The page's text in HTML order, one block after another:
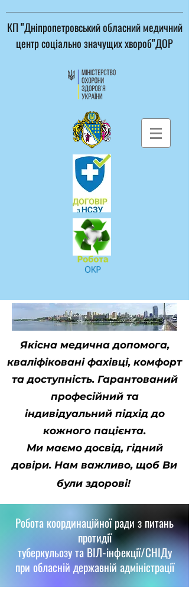
КП "Дніпропетровський обласний медичний
центр соціально значущих хвороб"ДОР
Якісна медична допомога,
кваліфіковані фахівці, комфорт
та доступність. Гарантований
професійний та
індивідуальний підхід до
кожного пацієнта.
Ми маємо досвід, гідний
довіри. Нам важливо, щоб Ви
були здорові!
Робота координаційної ради з питань
протидії
туберкульозу та ВІЛ-інфекції/СНІДу
при обласній державній адміністрації